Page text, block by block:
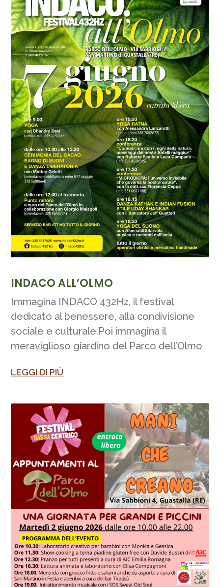
INDACO ALL’OLMO
Immagina INDACO 432Hz, il festival
dedicato al benessere, alla condivisione
sociale e culturale.Poi immagina il
meraviglioso giardino del Parco dell’Olmo
LEGGI DI PIÙ